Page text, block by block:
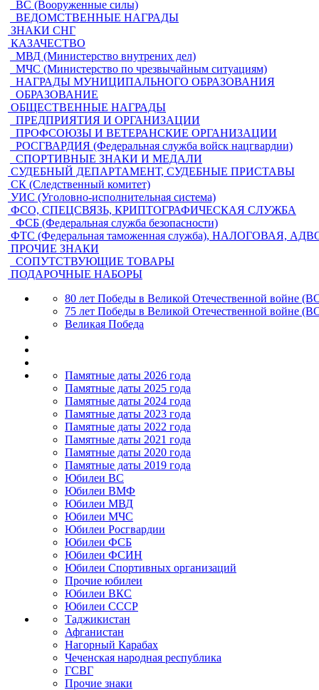
ВС (Вооруженные силы)
ВЕДОМСТВЕННЫЕ НАГРАДЫ
ЗНАКИ СНГ
КАЗАЧЕСТВО
МВД (Министерство внутрених дел)
МЧС (Министерство по чрезвычайным ситуациям)
НАГРАДЫ МУНИЦИПАЛЬНОГО ОБРАЗОВАНИЯ
ОБРАЗОВАНИЕ
ОБЩЕСТВЕННЫЕ НАГРАДЫ
ПРЕДПРИЯТИЯ И ОРГАНИЗАЦИИ
ПРОФСОЮЗЫ И ВЕТЕРАНСКИЕ ОРГАНИЗАЦИИ
РОСГВАРДИЯ (Федеральная служба войск нацгвардии)
СПОРТИВНЫЕ ЗНАКИ И МЕДАЛИ
СУДЕБНЫЙ ДЕПАРТАМЕНТ, СУДЕБНЫЕ ПРИСТАВЫ
СК (Следственный комитет)
УИС (Уголовно-исполнительная система)
ФСО, СПЕЦСВЯЗЬ, КРИПТОГРАФИЧЕСКАЯ СЛУЖБА
ФСБ (Федеральная служба безопасности)
ФТС (Федеральная таможенная служба), НАЛОГОВАЯ,
ПРОЧИЕ ЗНАКИ
СОПУТСТВУЮЩИЕ ТОВАРЫ
ПОДАРОЧНЫЕ НАБОРЫ
80 лет Победы в Великой Отечественной войне
75 лет Победы в Великой Отечественной войне
Великая Победа
Памятные даты 2026 года
Памятные даты 2025 года
Памятные даты 2024 года
Памятные даты 2023 года
Памятные даты 2022 года
Памятные даты 2021 года
Памятные даты 2020 года
Памятные даты 2019 года
Юбилеи ВС
Юбилеи ВМФ
Юбилеи МВД
Юбилеи МЧС
Юбилеи Росгвардии
Юбилеи ФСБ
Юбилеи ФСИН
Юбилеи Спортивных организаций
Прочие юбилеи
Юбилеи ВКС
Юбилеи СССР
Таджикистан
Афганистан
Нагорный Карабах
Чеченская народная республика
ГСВГ
Прочие знаки